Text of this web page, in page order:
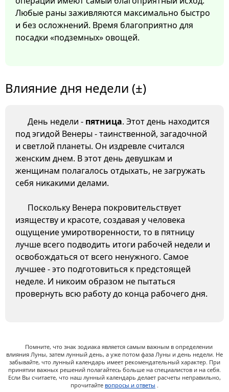
Любые раны заживляются максимально быстро
и без осложнений. Время благоприятно для
посадки «подземных» овощей.
Влияние дня недели (±)
День недели - пятница. Этот день находится
под эгидой Венеры - таинственной, загадочной
и светлой планеты. Он издревле считался
женским днем. В этот день девушкам и
женщинам полагалось отдыхать, не загружать
себя никакими делами.
Поскольку Венера покровительствует
изяществу и красоте, создавая у человека
ощущение умиротворенности, то в пятницу
лучше всего подводить итоги рабочей недели и
освобождаться от всего ненужного. Самое
лучшее - это подготовиться к предстоящей
неделе. И никоим образом не пытаться
провернуть всю работу до конца рабочего дня.
Помните, что знак зодиака является самым важным в определении
влияния Луны, затем лунный день, а уже потом фаза Луны и день недели. Не
забывайте, что лунный календарь имеет рекомендательный характер. При
принятии важных решений полагайтесь больше на специалистов и на себя.
Если Вы считаете, что наш лунный календарь делает расчеты неправильно,
прочитайте вопросы и ответы .